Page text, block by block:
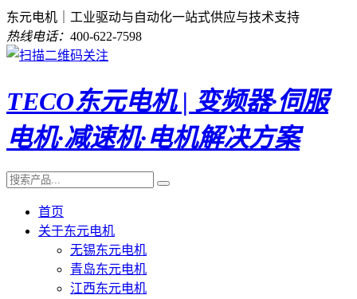
东元电机｜工业驱动与自动化一站式供应与技术支持
热线电话： 400-622-7598
TECO东元电机 | 变频器·伺服
电机·减速机·电机解决方案
首页
关于东元电机
无锡东元电机
青岛东元电机
江西东元电机